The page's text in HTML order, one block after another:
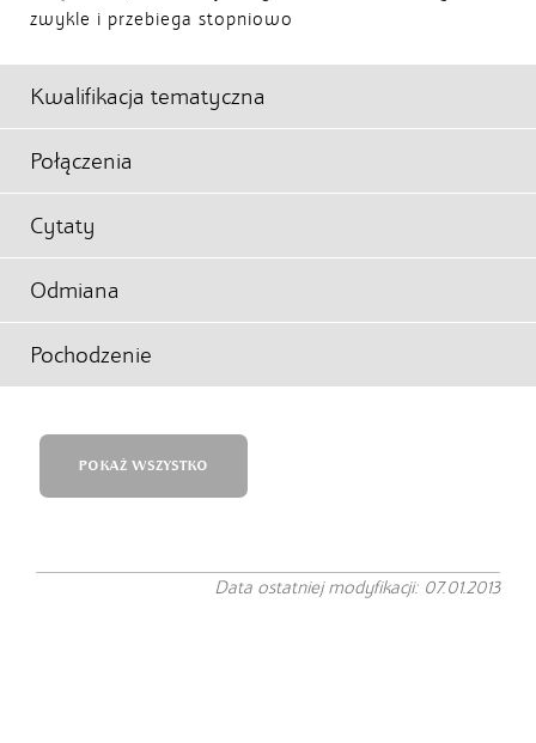
zwykle i przebiega stopniowo
Kwalifikacja tematyczna
Połączenia
Cytaty
Odmiana
Pochodzenie
POKAŻ WSZYSTKO
Data ostatniej modyfikacji: 07.01.2013